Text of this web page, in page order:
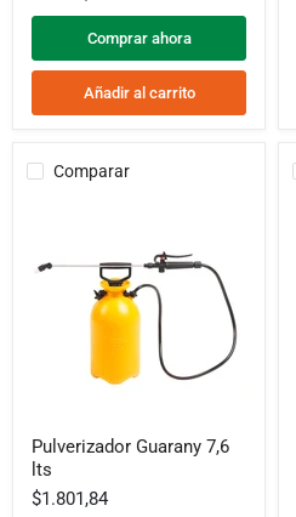
Comprar ahora
Añadir al carrito
Comparar
Guarany
7,6
lts
Pulverizador Guarany 7,6
lts
$1.801,84